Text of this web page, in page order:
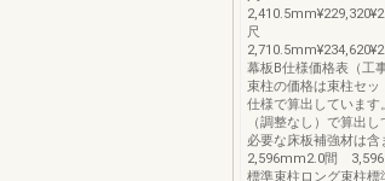
尺
幕板B仕様価格表（工
束柱の価格は束柱セ
仕様で算出していま
（調整なし）で算出
必要な床板補強材は
2,596mm2.0間
標準束柱ロング束柱